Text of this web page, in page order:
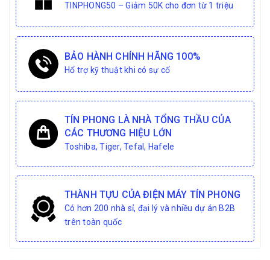
TINPHONG50 – Giảm 50K cho đơn từ 1 triệu
BẢO HÀNH CHÍNH HÃNG 100%
Hổ trợ kỹ thuật khi có sự cố
TÍN PHONG LÀ NHÀ TỔNG THẦU CỦA
CÁC THƯƠNG HIỆU LỚN
Toshiba, Tiger, Tefal, Hafele
THÀNH TỰU CỦA ĐIỆN MÁY TÍN PHONG
Có hơn 200 nhà sỉ, đại lý và nhiều dự án B2B
trên toàn quốc